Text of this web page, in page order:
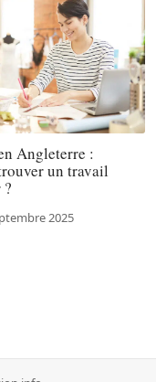
Angleterre :
un travail
2025